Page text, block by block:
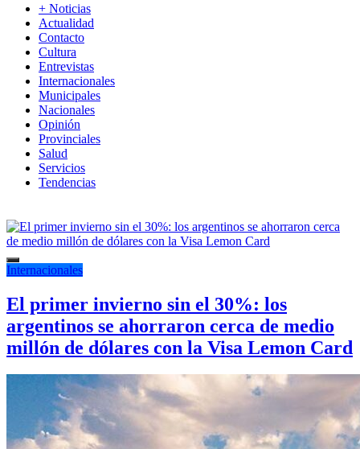
+ Noticias
Actualidad
Contacto
Cultura
Entrevistas
Internacionales
Municipales
Nacionales
Opinión
Provinciales
Salud
Servicios
Tendencias
Internacionales
El primer invierno sin el 30%: los
argentinos se ahorraron cerca de medio
millón de dólares con la Visa Lemon Card